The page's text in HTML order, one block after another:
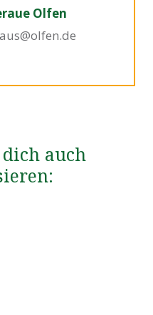
Olfen
auch